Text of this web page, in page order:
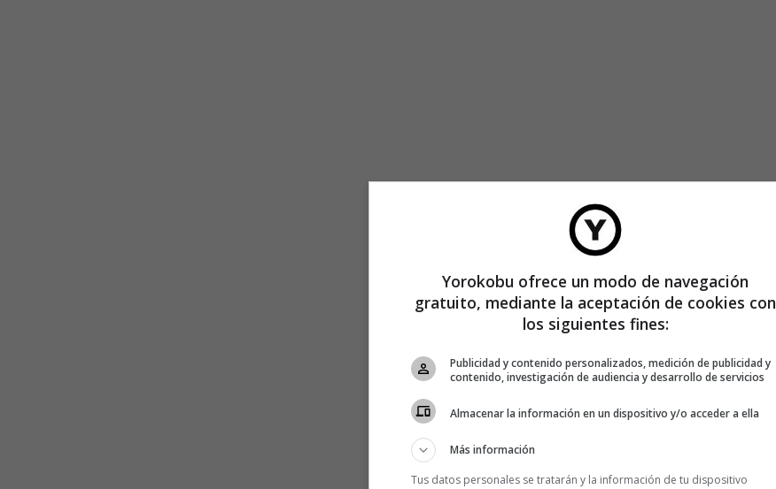
Yorokobu ofrece un modo de navegación
gratuito, mediante la aceptación de cookies con
los siguientes fines:
Publicidad y contenido personalizados, medición de publicidad y
contenido, investigación de audiencia y desarrollo de servicios
Almacenar la información en un dispositivo y/o acceder a ella
Más información
Tus datos personales se tratarán y la información de tu dispositivo